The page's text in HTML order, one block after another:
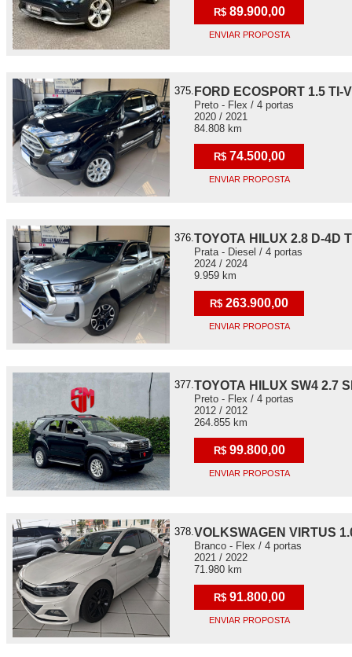
R$ 89.900,00
ENVIAR PROPOSTA
375. FORD ECOSPORT 1.5 TI-
Preto - Flex / 4 portas
2020 / 2021
84.808 km
R$ 74.500,00
ENVIAR PROPOSTA
376.TOYOTA HILUX 2.8 D-4D
Prata - Diesel / 4 portas
2024 / 2024
9.959 km
R$ 263.900,00
ENVIAR PROPOSTA
377.TOYOTA HILUX SW4 2.7
Preto - Flex / 4 portas
2012 / 2012
264.855 km
R$ 99.800,00
ENVIAR PROPOSTA
378.VOLKSWAGEN VIRTUS
Branco - Flex / 4 portas
2021 / 2022
71.980 km
R$ 91.800,00
ENVIAR PROPOSTA